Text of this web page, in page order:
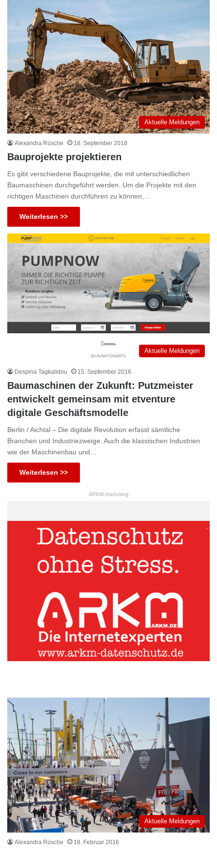
Aktuelle Meldungen
Alexandra Rüsche 18. September 2018
Bauprojekte projektieren
Es gibt verschiedene Bauprojekte, die mit unterschiedlichen
Baumaschinen durchgeführt werden. Um die Projekte mit den
richtigen Maschinen durchführen zu können,…
Weiterlesen >>
Aktuelle Meldungen
Despina Tagkalidou 15. September 2016
Baumaschinen der Zukunft: Putzmeister
entwickelt gemeinsam mit etventure
digitale Geschäftsmodelle
Berlin / Aichtal – Die digitale Revolution erfasst sämtliche
Branchen und Industriezweige. Auch die klassischen Industrien
wie der Maschinenbau und…
Weiterlesen >>
ARKM.marketing
Aktuelle Meldungen
Alexandra Rüsche 18. Februar 2016